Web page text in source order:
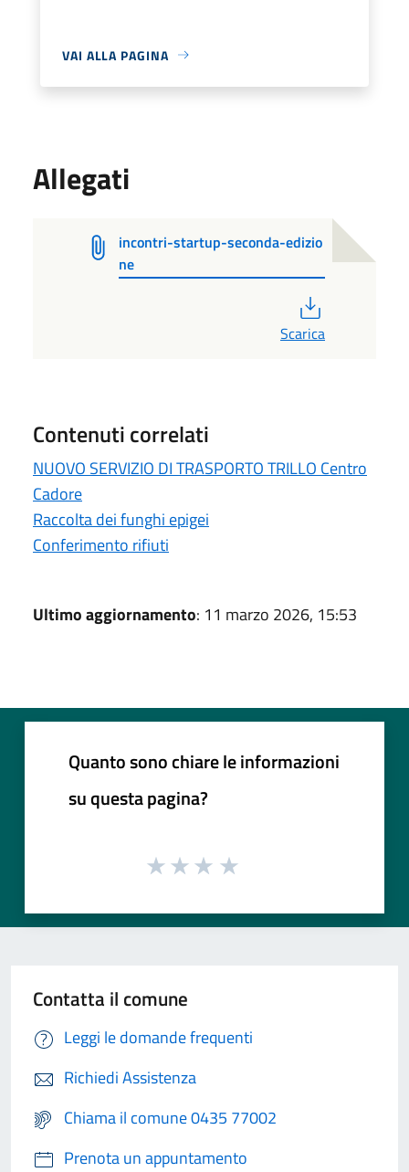
VAI ALLA PAGINA
Allegati
incontri-startup-seconda-edizio
ne
Scarica
Contenuti correlati
NUOVO SERVIZIO DI TRASPORTO TRILLO Centro
Cadore
Raccolta dei funghi epigei
Conferimento rifiuti
Ultimo aggiornamento: 11 marzo 2026, 15:53
Quanto sono chiare le informazioni
su questa pagina?
Contatta il comune
Leggi le domande frequenti
Richiedi Assistenza
Chiama il comune 0435 77002
Prenota un appuntamento